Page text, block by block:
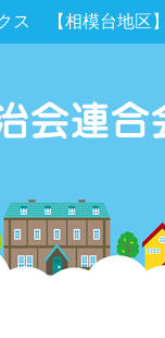
ス 【相模台地区